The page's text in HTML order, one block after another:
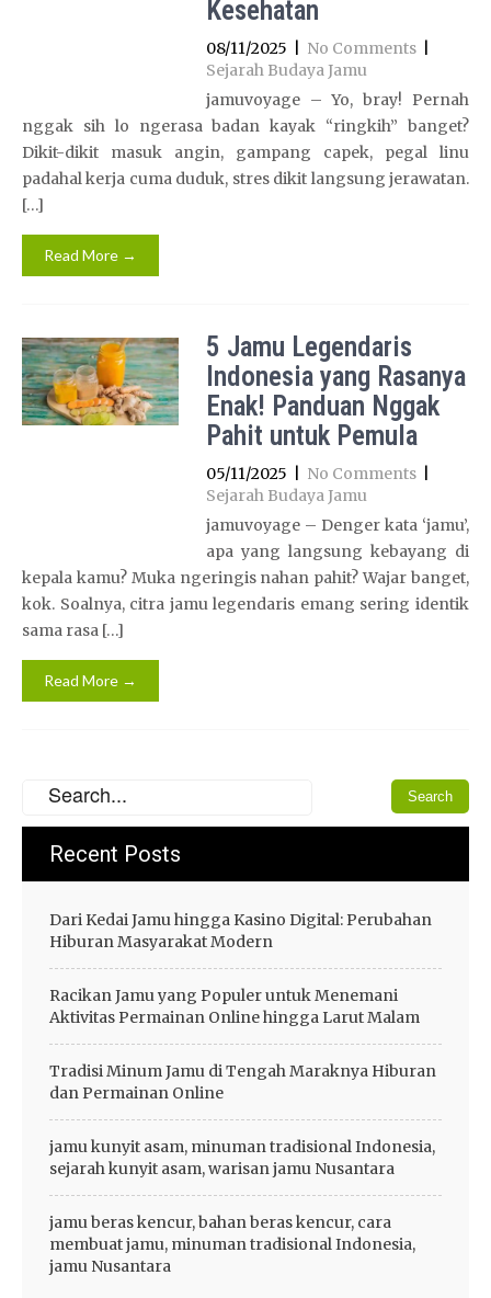
Kesehatan
08/11/2025 No Comments
Sejarah Budaya Jamu
jamuvoyage – Yo, bray! Pernah
nggak sih lo ngerasa badan kayak “ringkih” banget?
Dikit-dikit masuk angin, gampang capek, pegal linu
padahal kerja cuma duduk, stres dikit langsung jerawatan.
[…]
Read More →
5 Jamu Legendaris
Indonesia yang Rasanya
Enak! Panduan Nggak
Pahit untuk Pemula
05/11/2025 No Comments
Sejarah Budaya Jamu
jamuvoyage – Denger kata ‘jamu’,
apa yang langsung kebayang di
kepala kamu? Muka ngeringis nahan pahit? Wajar banget,
kok. Soalnya, citra jamu legendaris emang sering identik
sama rasa […]
Read More →
Recent Posts
Dari Kedai Jamu hingga Kasino Digital: Perubahan
Hiburan Masyarakat Modern
Racikan Jamu yang Populer untuk Menemani
Aktivitas Permainan Online hingga Larut Malam
Tradisi Minum Jamu di Tengah Maraknya Hiburan
dan Permainan Online
jamu kunyit asam, minuman tradisional Indonesia,
sejarah kunyit asam, warisan jamu Nusantara
jamu beras kencur, bahan beras kencur, cara
membuat jamu, minuman tradisional Indonesia,
jamu Nusantara